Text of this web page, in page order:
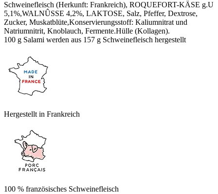
Schweinefleisch (Herkunft: Frankreich), ROQUEFORT-KÄSE g.U
5,1%,WALNÛSSE 4,2%, LAKTOSE, Salz, Pfeffer, Dextrose,
Zucker, Muskatblüte,Konservierungsstoff: Kaliumnitrat und
Natriumnitrit, Knoblauch, Fermente.Hülle (Kollagen).
100 g Salami werden aus 157 g Schweinefleisch hergestellt
Hergestellt in Frankreich
100 % französisches Schweinefleisch